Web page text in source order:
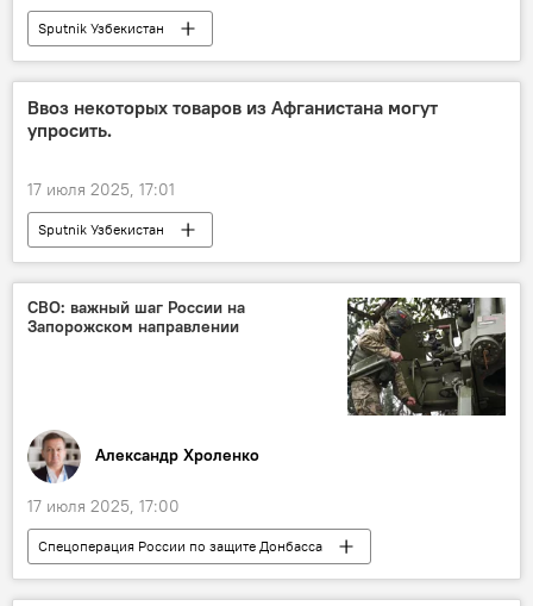
Sputnik Узбекистан
Ввоз некоторых товаров из Афганистана могут
упросить.
17 июля 2025, 17:01
Sputnik Узбекистан
СВО: важный шаг России на
Запорожском направлении
Александр Хроленко
17 июля 2025, 17:00
Спецоперация России по защите Донбасса
Колумнисты
СВО
Россия